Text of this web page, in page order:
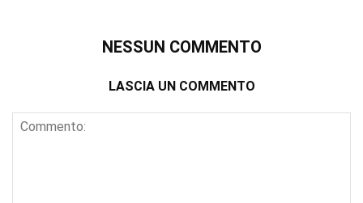
NESSUN COMMENTO
LASCIA UN COMMENTO